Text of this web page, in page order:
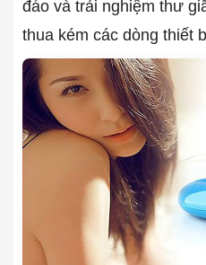
đáo và trải nghiệm thư
thua kém các dòng thiết